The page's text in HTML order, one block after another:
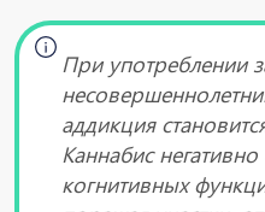
При употреблении
аддикция
Каннабис
когнитивных